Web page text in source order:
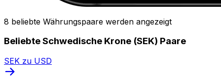
8 beliebte Währungspaare werden angezeigt
Beliebte Schwedische Krone (SEK) Paare
SEK zu USD